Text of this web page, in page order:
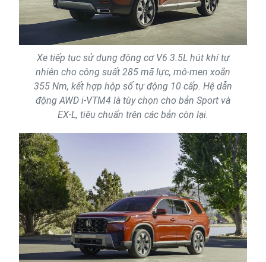
Xe tiếp tục sử dụng động cơ V6 3.5L hút khí tự
nhiên cho công suất 285 mã lực, mô-men xoắn
355 Nm, kết hợp hộp số tự động 10 cấp. Hệ dẫn
động AWD i-VTM4 là tùy chọn cho bản Sport và
EX-L, tiêu chuẩn trên các bản còn lại.